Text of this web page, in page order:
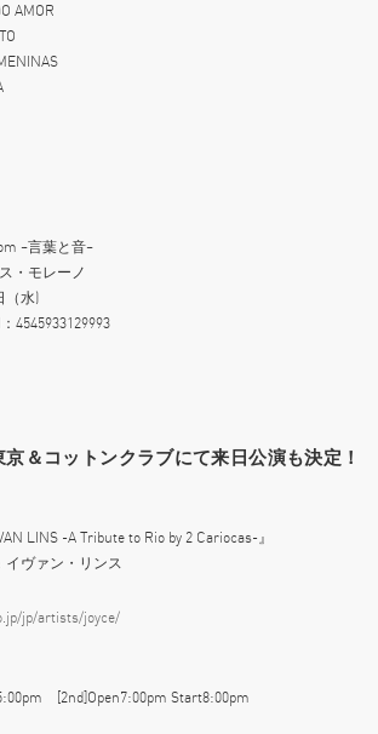
AMOR
~言葉と音~
・モレーノ
（水)
4545933129993
＆コットンクラブにて来日公演も決定！
LINS -A Tribute to Rio by 2 Cariocas-』
イヴァン・リンス
jp/artists/joyce/
[2nd]Open7:00pm Start8:00pm